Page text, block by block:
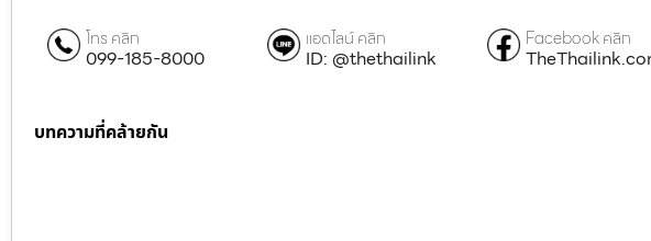
โทร คลิก
099-185-8000
แอดไลน์ คลิก
ID: @thethailink
Facebook คลิก
บทความที่คล้ายกัน